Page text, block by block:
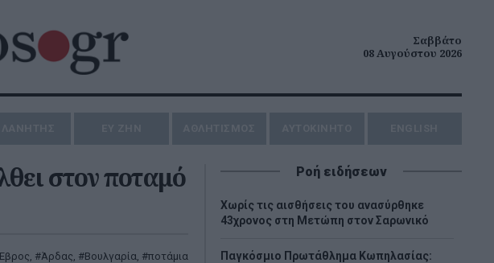
Σαββάτο
08 Αυγούστου 2026
στον ποταμό
, Άρδας, Βουλγαρία, ποτάμια
Ροή ειδήσεων
Χωρίς τις αισθήσεις του ανασύρθηκε
43χρονος στη Μετώπη στον Σαρωνικό
Παγκόσμιο Πρωτάθλημα Κωπηλασίας: